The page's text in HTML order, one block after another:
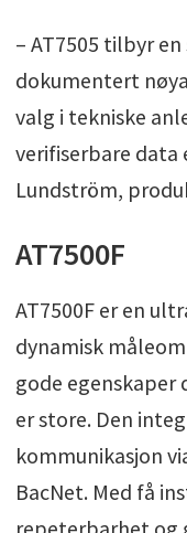
– AT7505 tilbyr
dokumentert
valg i tekniske
verifiserbare data
Lundström,
AT7500F
AT7500F er en
dynamisk
gode egenskaper
er store. Den
kommunikasjon
BacNet. Med få